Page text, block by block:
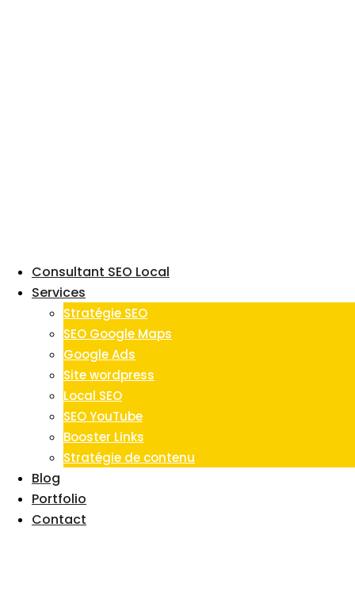
Consultant SEO Local
Services
Stratégie SEO
SEO Google Maps
Google Ads
Site wordpress
Local SEO
SEO YouTube
Booster Links
Stratégie de contenu
Blog
Portfolio
Contact